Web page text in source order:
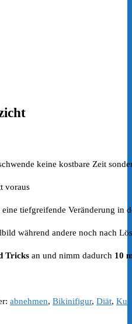
keine kostbare Zeit
voraus
tiefgreifende Veränderung in
während andere noch nach
Tricks an und nimm dadurch 10
abnehmen, Bikinifigur, Diät,